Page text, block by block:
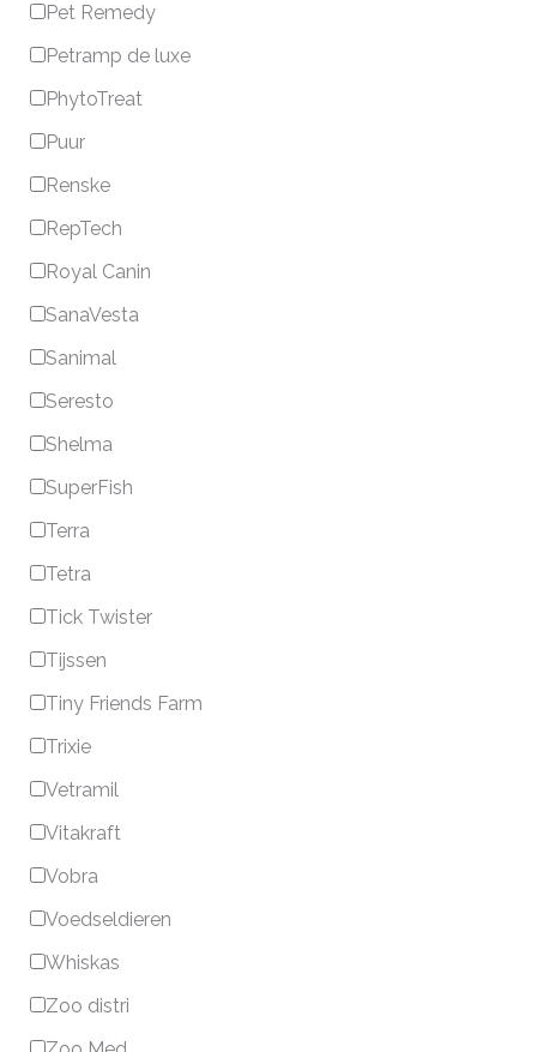
Pet Remedy
Petramp de luxe
PhytoTreat
Puur
Renske
RepTech
Royal Canin
SanaVesta
Sanimal
Seresto
Shelma
SuperFish
Terra
Tetra
Tick Twister
Tijssen
Tiny Friends Farm
Trixie
Vetramil
Vitakraft
Vobra
Voedseldieren
Whiskas
Zoo distri